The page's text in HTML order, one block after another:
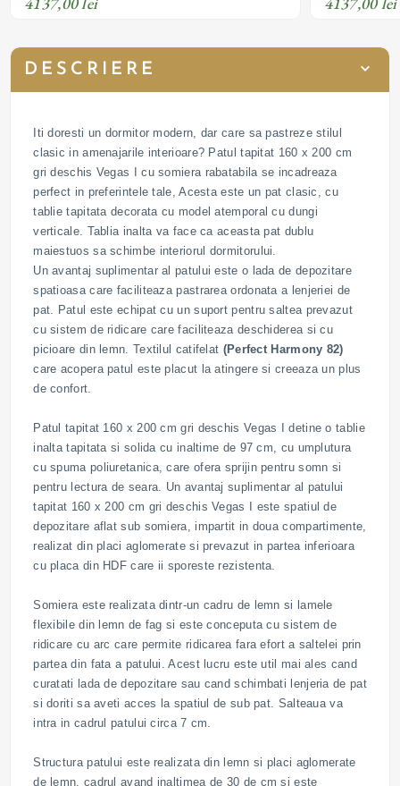
DESCRIERE
Iti doresti un dormitor modern, dar care sa pastreze stilul
clasic in amenajarile interioare? Patul tapitat 160 x 200 cm
gri deschis Vegas I cu somiera rabatabila se incadreaza
perfect in preferintele tale, Acesta este un pat clasic, cu
tablie tapitata decorata cu model atemporal cu dungi
verticale. Tablia inalta va face ca aceasta pat dublu
maiestuos sa schimbe interiorul dormitorului.
Un avantaj suplimentar al patului este o lada de depozitare
spatioasa care faciliteaza pastrarea ordonata a lenjeriei de
pat. Patul este echipat cu un suport pentru saltea prevazut
cu sistem de ridicare care faciliteaza deschiderea si cu
picioare din lemn. Textilul catifelat (Perfect Harmony 82)
care acopera patul este placut la atingere si creeaza un plus
de confort.
Patul tapitat 160 x 200 cm gri deschis Vegas I detine o tablie
inalta tapitata si solida cu inaltime de 97 cm, cu umplutura
cu spuma poliuretanica, care ofera sprijin pentru somn si
pentru lectura de seara. Un avantaj suplimentar al patului
tapitat 160 x 200 cm gri deschis Vegas I este spatiul de
depozitare aflat sub somiera, impartit in doua compartimente,
realizat din placi aglomerate si prevazut in partea inferioara
cu placa din HDF care ii sporeste rezistenta.
Somiera este realizata dintr-un cadru de lemn si lamele
flexibile din lemn de fag si este conceputa cu sistem de
ridicare cu arc care permite ridicarea fara efort a saltelei prin
partea din fata a patului. Acest lucru este util mai ales cand
curatati lada de depozitare sau cand schimbati lenjeria de pat
si doriti sa aveti acces la spatiul de sub pat. Salteaua va
intra in cadrul patului circa 7 cm.
Structura patului este realizata din lemn si placi aglomerate
de lemn, cadrul avand inaltimea de 30 de cm si este